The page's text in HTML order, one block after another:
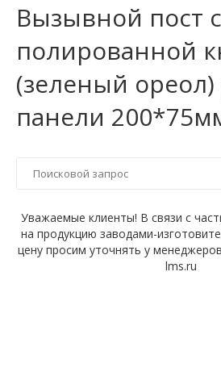
Вызывной пост
полированной
(зеленый
панели
Уважаемые клиенты! В связи с
на продукцию заводами-
цену просим уточнять у
lms.ru